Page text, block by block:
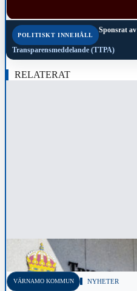
POLITISKT INNEHÅLL
Sponsrat av
Transparensmeddelande (TTPA)
RELATERAT
VÄRNAMO KOMMUN NYHETER